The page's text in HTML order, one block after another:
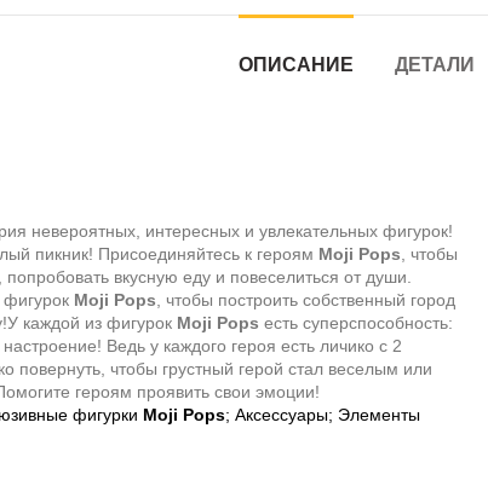
ОПИСАНИЕ ДЕТАЛИ
невероятных, интересных и увлекательных фигурок!
пикник! Присоединяйтесь к героям Moji Pops , чтобы
вкусную еду и повеселиться от души.
Moji Pops , чтобы построить собственный город
каждой из фигурок Moji Pops есть суперспособность:
Ведь у каждого героя есть личико с 2
повернуть, чтобы грустный герой стал веселым или
героям проявить свои эмоции!
фигурки Moji Pops; Аксессуары; Элементы